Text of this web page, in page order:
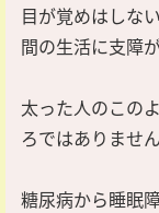
目が覚めはしな
間の生活に支障
太った人のこの
ろではありません
糖尿病から睡眠